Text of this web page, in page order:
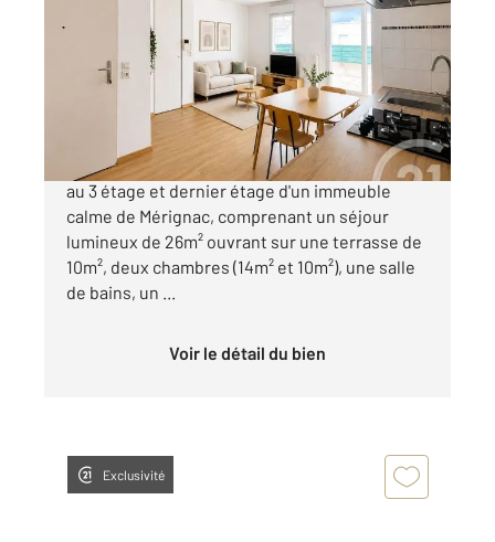
Ref : 14927
Appartement F3 à vendre
237 500 €
Appartement traversant d'environ 60m² situé
au 3 étage et dernier étage d'un immeuble
calme de Mérignac, comprenant un séjour
lumineux de 26m² ouvrant sur une terrasse de
10m², deux chambres (14m² et 10m²), une salle
de bains, un ...
Voir le détail du bien
Exclusivité